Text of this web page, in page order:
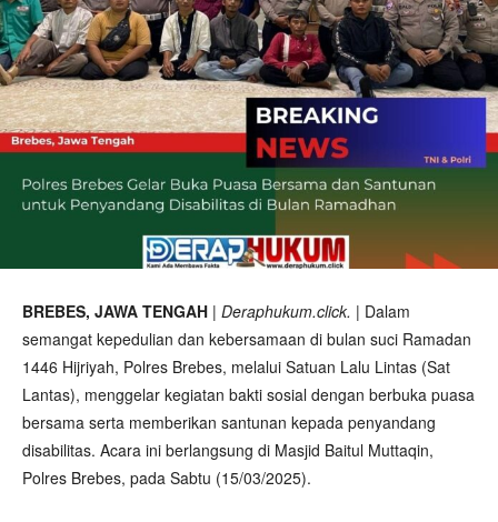
BREBES, JAWA TENGAH | Deraphukum.click. | Dalam
semangat kepedulian dan kebersamaan di bulan suci Ramadan
1446 Hijriyah, Polres Brebes, melalui Satuan Lalu Lintas (Sat
Lantas), menggelar kegiatan bakti sosial dengan berbuka puasa
bersama serta memberikan santunan kepada penyandang
disabilitas. Acara ini berlangsung di Masjid Baitul Muttaqin,
Polres Brebes, pada Sabtu (15/03/2025).